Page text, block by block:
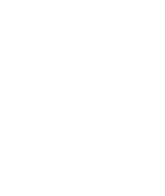
kwenye ishara.